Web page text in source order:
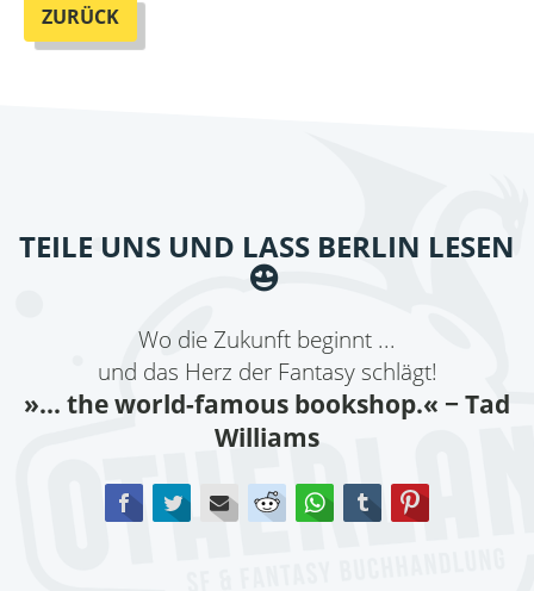
ZURÜCK
TEILE UNS UND LASS BERLIN LESEN
Wo die Zukunft beginnt ...
und das Herz der Fantasy schlägt!
»... the world-famous bookshop.« − Tad
Williams
FacebookTwitterE-mail Reddit WhatsApp
tumblr